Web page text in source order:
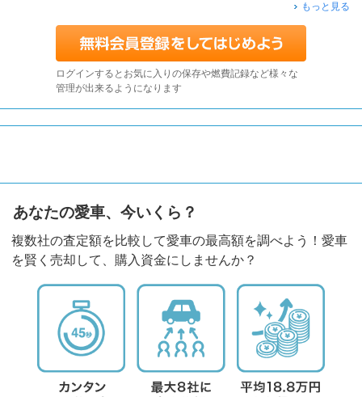
もっと見る
ログインするとお気に入りの保存や燃費記録など様々な
管理が出来るようになります
あなたの愛車、今いくら？
複数社の査定額を比較して愛車の最高額を調べよう！愛車
を賢く売却して、購入資金にしませんか？